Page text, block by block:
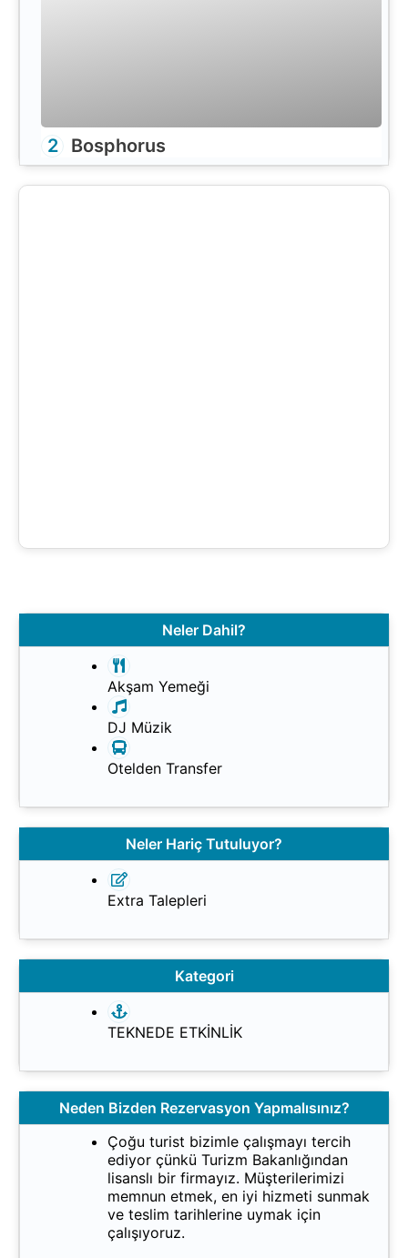
2 Bosphorus
Neler Dahil?
Akşam Yemeği
DJ Müzik
Otelden Transfer
Neler Hariç Tutuluyor?
Extra Talepleri
Kategori
TEKNEDE ETKİNLİK
Neden Bizden Rezervasyon Yapmalısınız?
Çoğu turist bizimle çalışmayı tercih
ediyor çünkü Turizm Bakanlığından
lisanslı bir firmayız. Müşterilerimizi
memnun etmek, en iyi hizmeti sunmak
ve teslim tarihlerine uymak için
çalışıyoruz.